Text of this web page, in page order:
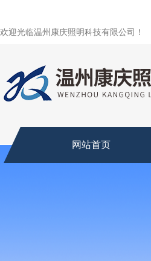
欢迎光临温州康庆照明科技有限公司！
网站首页